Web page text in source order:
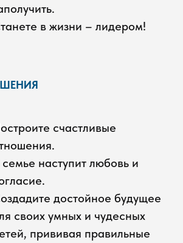
в жизни – лидером!
счастливые
семье наступит любовь и
достойное будущее
своих умных и чудесных
прививая правильные